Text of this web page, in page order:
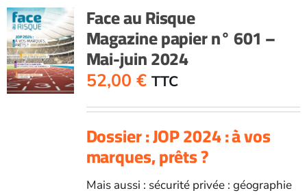
595
-
Septembre
2023
Face au Risque
Magazine papier n° 601 –
Mai-juin 2024
52,00 € TTC
Dossier : JOP 2024 : à vos
marques, prêts ?
Mais aussi : sécurité privée : géographie